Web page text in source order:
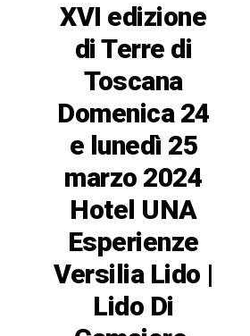
XVI edizione
di Terre di
Toscana
Domenica 24
e lunedì 25
marzo 2024
Hotel UNA
Esperienze
Versilia Lido |
Lido Di